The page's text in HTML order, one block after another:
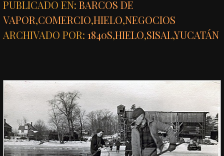
PUBLICADO EN:BARCOS DE
VAPOR,COMERCIO,HIELO,NEGOCIOS
ARCHIVADO POR:1840S,HIELO,SISAL,YUCATÁN